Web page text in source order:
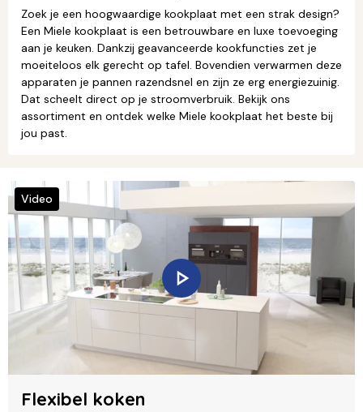
Zoek je een hoogwaardige kookplaat met een strak design?
Een Miele kookplaat is een betrouwbare en luxe toevoeging
aan je keuken. Dankzij geavanceerde kookfuncties zet je
moeiteloos elk gerecht op tafel. Bovendien verwarmen deze
apparaten je pannen razendsnel en zijn ze erg energiezuinig.
Dat scheelt direct op je stroomverbruik. Bekijk ons
assortiment en ontdek welke Miele kookplaat het beste bij
jou past.
Flexibel koken
Video